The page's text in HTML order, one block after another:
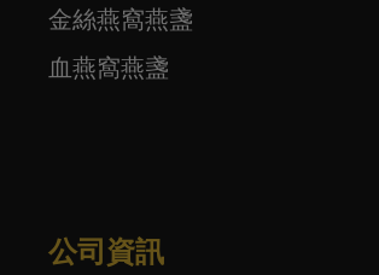
金絲燕窩燕盞
血燕窩燕盞
公司資訊